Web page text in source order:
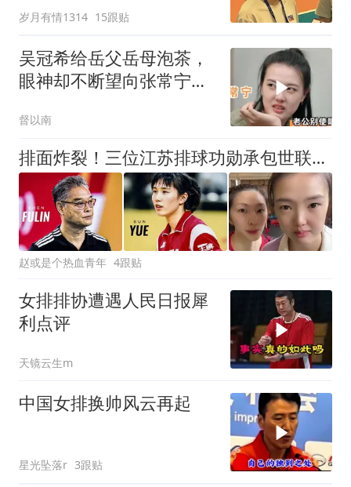
岁月有情1314 15跟贴
吴冠希给岳父岳母泡茶，
眼神却不断望向张常宁求
督以南
排面炸裂！三位江苏排球功勋承包世联赛颁奖台，三代传奇同框封神
赵或是个热血青年 4跟贴
女排排协遭遇人民日报犀
利点评
天镜云生m
中国女排换帅风云再起
星光坠落r 3跟贴